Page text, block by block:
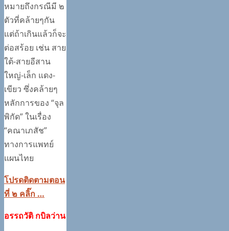
หมายถึงกรณีมี ๒
ตัวที่คล้ายๆกัน
แต่ถ้าเกินแล้วก็จะ
ต่อสร้อย เช่น สาย
ใต้-สายอีสาน
ใหญ่-เล็ก แดง-
เขียว ซึ่งคล้ายๆ
หลักการของ “จุล
พิกัด” ในเรื่อง
“คณาเภสัช”
ทางการแพทย์
แผนไทย
โปรดติดตามตอน
ที่ ๒ คลิ๊ก …
อรรถวัติ กบิลว่าน